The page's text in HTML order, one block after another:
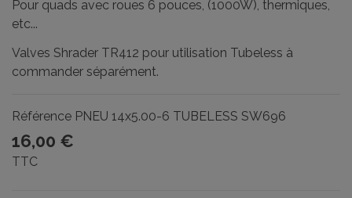
Pour quads avec roues 6 pouces, (1000W), thermiques,
etc...
Valves Shrader TR412 pour utilisation Tubeless à
commander séparément.
Référence PNEU 14x5.00-6 TUBELESS SW696
16,00 €
TTC